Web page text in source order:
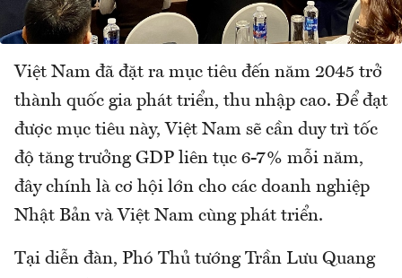
Việt Nam đã đặt ra mục tiêu đến năm 2045 trở
thành quốc gia phát triển, thu nhập cao. Để đạt
được mục tiêu này, Việt Nam sẽ cần duy trì tốc
độ tăng trưởng GDP liên tục 6-7% mỗi năm,
đây chính là cơ hội lớn cho các doanh nghiệp
Nhật Bản và Việt Nam cùng phát triển.
Tại diễn đàn, Phó Thủ tướng Trần Lưu Quang